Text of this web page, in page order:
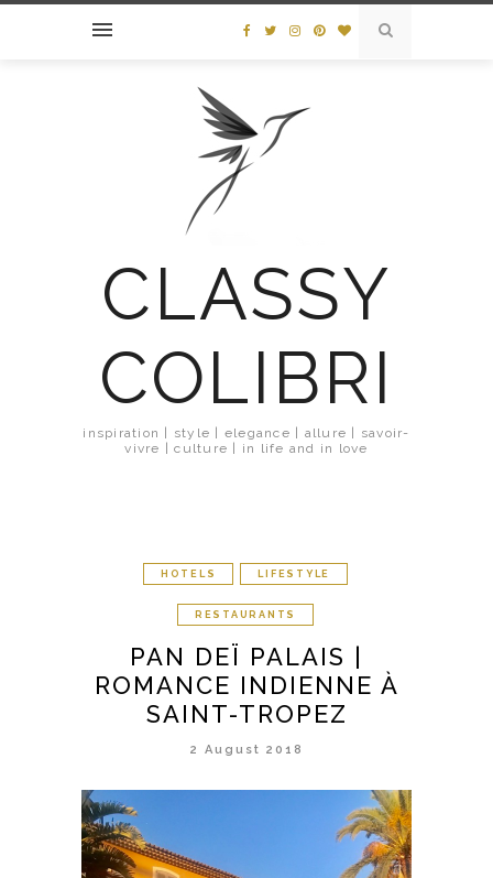
CLASSY
COLIBRI
inspiration | style | elegance | allure | savoir-
vivre | culture | in life and in love
HOTELS LIFESTYLE
RESTAURANTS
PAN DEÏ PALAIS |
ROMANCE INDIENNE À
SAINT-TROPEZ
2 August 2018